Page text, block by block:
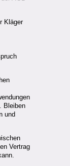
Kläger
Bleiben
und
Vertrag